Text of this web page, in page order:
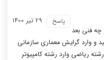
29 تیر 1400 پاسخ
فنی بعد
و وارد گرایش معماری سازمانی
ریاضی وارد رشته کامپیوتر